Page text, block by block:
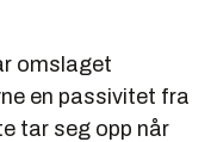
omslaget
en passivitet fra
tar seg opp når